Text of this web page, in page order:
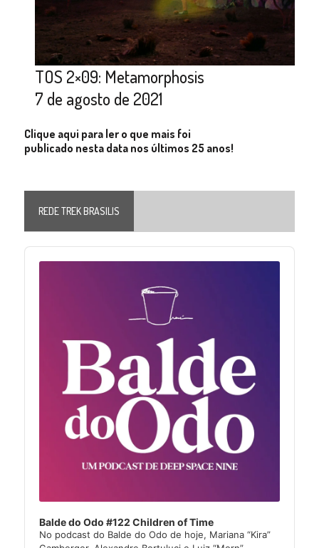
TOS 2×09: Metamorphosis
7 de agosto de 2021
Clique aqui para ler o que mais foi
publicado nesta data nos últimos 25 anos!
REDE TREK BRASILIS
Audio
Player
Balde do Odo #122 Children of Time
No podcast do Balde do Odo de hoje, Mariana “Kira”